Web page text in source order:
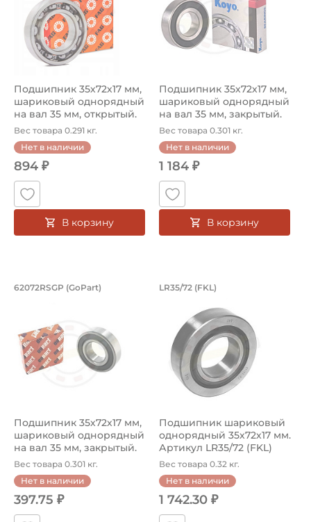
Подшипник 35х72х17 мм,
шариковый однорядный
на вал 35 мм, открытый.
Арт...
Вес товара 0.291 кг.
Нет в наличии
894 ₽
В корзину
Подшипник 35х72х17 мм,
шариковый однорядный
на вал 35 мм, закрытый.
Арт...
Вес товара 0.301 кг.
Нет в наличии
1 184 ₽
В корзину
Подшипник 35х72х17 мм, шариковый
62072RSGP (GoPart)
Подшипник 35х72х17 мм,
шариковый однорядный
на вал 35 мм, закрытый.
Арт...
Вес товара 0.301 кг.
Нет в наличии
397.75 ₽
Подшипник
LR35/72 (FKL)
Подшипник шариковый
однорядный 35х72х17 мм.
Артикул LR35/72 (FKL)
Вес товара 0.32 кг.
Нет в наличии
1 742.30 ₽